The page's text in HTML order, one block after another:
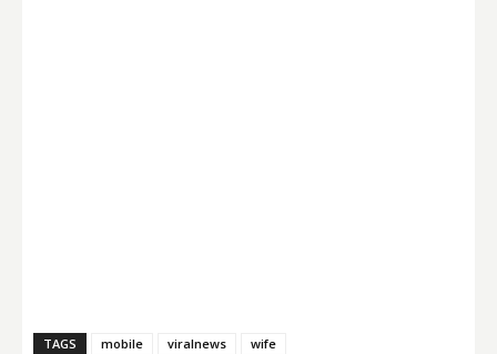
TAGS mobile viralnews wife